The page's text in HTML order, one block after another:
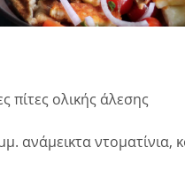
πίτες ολικής άλεσης
ανάμεικτα ντοματίνια,